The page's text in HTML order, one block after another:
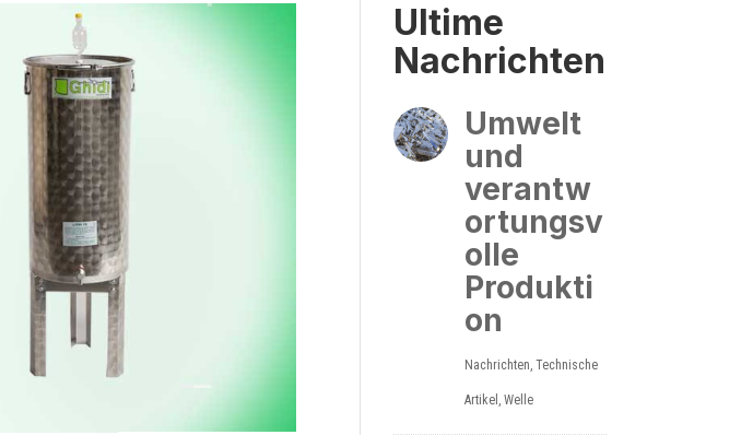
Ultime
Nachrichten
Umwelt
und
verantw
ortungsv
olle
Produkti
on
Nachrichten,Technische
Artikel ,Welle